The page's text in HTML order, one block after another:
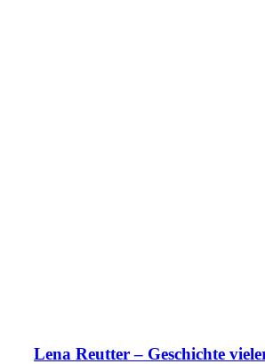
Lena Reutter – Geschichte